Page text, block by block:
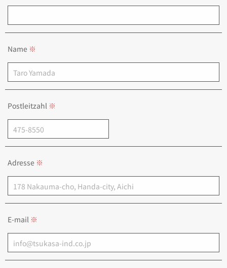
Name
Postleitzahl
Adresse
E-mail